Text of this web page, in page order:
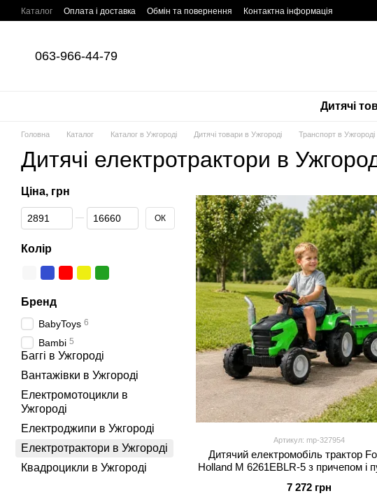
Перейти до основного контенту
Каталог Оплата і доставка Обмін та повернення Контактна інформація
063-966-44-79
Дитячі
Головна Каталог Каталог в Ужгороді Дитячі товари в Ужгороді Транспорт в Ужгороді
Дитячі електротрактори в
Артикул: mp-327954
Дитячий електромобіль трактор
Holland M 6261EBLR-5 з причепом і
зелений
7 272 грн
Ціна, грн
Від Ціна, грн
До Ціна, грн ОК
Колір
Бренд
BabyToys 6
Bambi 5
Баггі в Ужгороді
Вантажівки в Ужгороді
Електромотоцикли в
Ужгороді
Електроджипи в Ужгороді
Електротрактори в Ужгороді
Квадроцикли в Ужгороді